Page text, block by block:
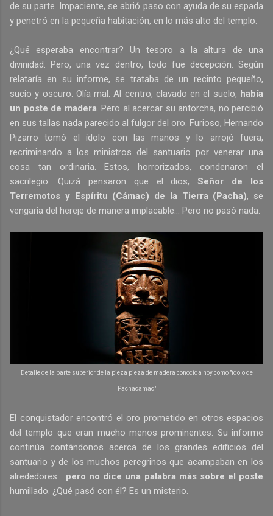
de su parte. Impaciente, se abrió paso con ayuda de su espada
y penetró en la pequeña habitación, en lo más alto del templo.
¿Qué esperaba encontrar? Un tesoro a la altura de una
divinidad. Pero, una vez dentro, todo fue decepción. Según
relataría en su informe, se trataba de un recinto pequeño,
sucio y oscuro. Olía mal. Al centro, clavado en el suelo, había
un poste de madera. Pero al acercar su antorcha, no percibió
en sus tallas nada parecido al fulgor del oro. Furioso, Hernando
Pizarro tomó el ídolo con las manos y lo arrojó fuera,
recriminando a los ministros del santuario por venerar una
cosa tan ordinaria. Estos, horrorizados, condenaron el
sacrilegio. Quizá pensaron que el dios,Señor de los
Terremotos y Espíritu (Cámac) de la Tierra (Pacha), se
vengaría del hereje de manera implacable... Pero no pasó nada.
Detalle de la parte superior de la pieza pieza de madera conocida hoy como "ïdolo de
Pachacamac"
El conquistador encontró el oro prometido en otros espacios
del templo que eran mucho menos prominentes. Su informe
continúa contándonos acerca de los grandes edificios del
santuario y de los muchos peregrinos que acampaban en los
alrededores... pero no dice una palabra más sobre el poste
humillado. ¿Qué pasó con él? Es un misterio.